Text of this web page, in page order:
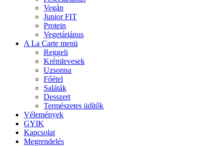
Vegán
Junior FIT
Protein
Vegetáriánus
A La Carte menü
Reggeli
Krémlevesek
Uzsonna
Főétel
Saláták
Desszert
Természetes üdítők
Vélemények
GYIK
Kapcsolat
Megrendelés